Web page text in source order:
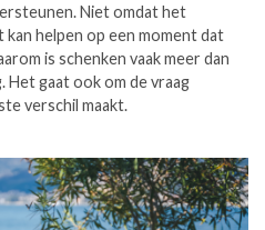
Niet omdat het
kan helpen op een moment dat
is schenken vaak meer dan
Het gaat ook om de vraag
verschil maakt.